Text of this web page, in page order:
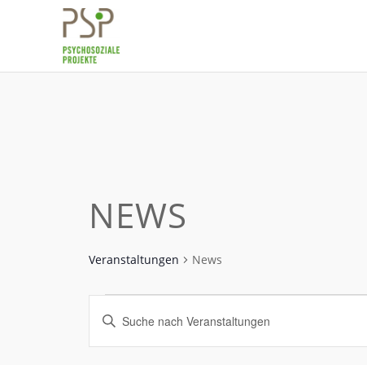
NEWS
Veranstaltungen News
VERANSTALTUNGEN
VERANSTALTUNGEN
SUCHE
UND
Bitte
Schlüsselwort
eingeben.